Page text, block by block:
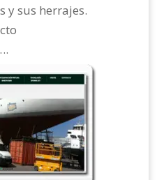
y sus herrajes.